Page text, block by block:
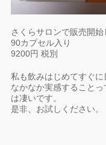
さくらサロンで販売開始
90カプセル入り
9200円 税別
私も飲みはじめてすぐに
なかなか実感すること
は凄いです。
是非、お試しください。